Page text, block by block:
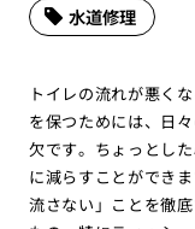
水道修理
トイレの流れが悪く
を保つためには、日
欠です。ちょっとし
に減らすことができ
流さない」ことを徹